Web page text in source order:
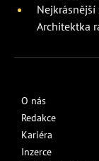
Architektka
O nás
Redakce
Kariéra
Inzerce